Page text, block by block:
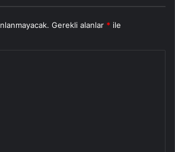
Gerekli alanlar * ile